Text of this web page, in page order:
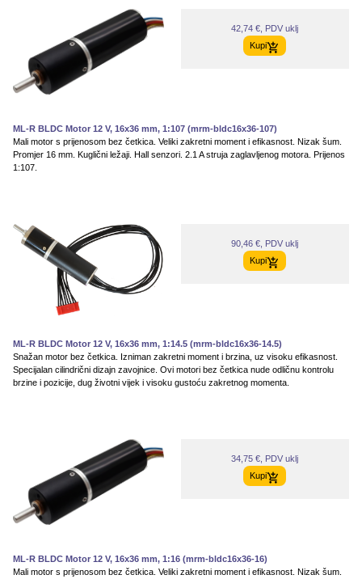
42,74 €, PDV uklj
Kupi
ML-R BLDC Motor 12 V, 16x36 mm, 1:107 (mrm-bldc16x36-107)
Mali motor s prijenosom bez četkica. Veliki zakretni moment i efikasnost. Nizak šum.
Promjer 16 mm. Kuglični ležaji. Hall senzori. 2.1 A struja zaglavljenog motora. Prijenos
1:107.
90,46 €, PDV uklj
Kupi
ML-R BLDC Motor 12 V, 16x36 mm, 1:14.5 (mrm-bldc16x36-14.5)
Snažan motor bez četkica. Izniman zakretni moment i brzina, uz visoku efikasnost.
Specijalan cilindrični dizajn zavojnice. Ovi motori bez četkica nude odličnu kontrolu
brzine i pozicije, dug životni vijek i visoku gustoću zakretnog momenta.
34,75 €, PDV uklj
Kupi
ML-R BLDC Motor 12 V, 16x36 mm, 1:16 (mrm-bldc16x36-16)
Mali motor s prijenosom bez četkica. Veliki zakretni moment i efikasnost. Nizak šum.